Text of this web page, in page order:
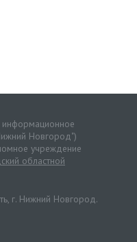
Новгород")
учреждение
областной
г. Нижний Новгород.